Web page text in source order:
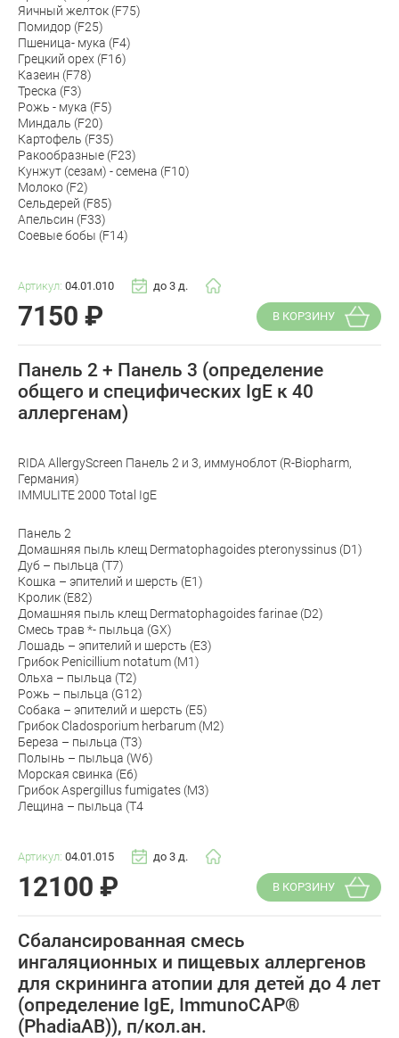
Яичный желток (F75)
Помидор (F25)
Пшеница- мука (F4)
Грецкий орех (F16)
Казеин (F78)
Треска (F3)
Рожь - мука (F5)
Миндаль (F20)
Картофель (F35)
Ракообразные (F23)
Кунжут (сезам) - семена (F10)
Молоко (F2)
Сельдерей (F85)
Апельсин (F33)
Соевые бобы (F14)
Артикул: 04.01.010 до 3 д.
7150 ₽ В КОРЗИНУ
Панель 2 + Панель 3 (определение
общего и специфических IgE к 40
аллергенам)
RIDA AllergyScreen Панель 2 и 3, иммуноблот (R-Biopharm,
Германия)
IMMULITE 2000 Total IgE
Панель 2
Домашняя пыль клещ Dermatophagoides pteronyssinus (D1)
Дуб – пыльца (T7)
Кошка – эпителий и шерсть (E1)
Кролик (E82)
Домашняя пыль клещ Dermatophagoides farinae (D2)
Смесь трав *- пыльца (GX)
Лошадь – эпителий и шерсть (E3)
Грибок Penicillium notatum (M1)
Ольха – пыльца (T2)
Рожь – пыльца (G12)
Собака – эпителий и шерсть (E5)
Грибок Cladosporium herbarum (M2)
Береза – пыльца (T3)
Полынь – пыльца (W6)
Морская свинка (E6)
Грибок Aspergillus fumigates (M3)
Лещина – пыльца (T4
Артикул: 04.01.015 до 3 д.
12100 ₽ В КОРЗИНУ
Сбалансированная смесь
ингаляционных и пищевых аллергенов
для скрининга атопии для детей до 4 лет
(определение IgE, ImmunoCAP®
(PhadiaAB)), п/кол.ан.